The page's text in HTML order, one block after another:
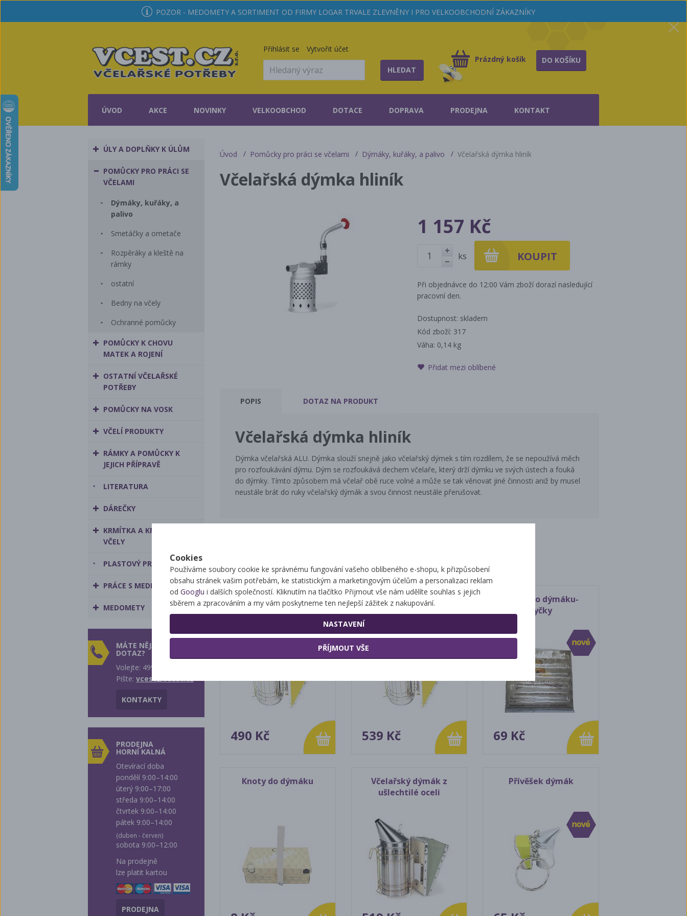
POZOR - MEDOMETY A SORTIMENT OD FIRMY LOGAR TRVALE ZLEVNĚNY I PRO VELKOOBCHODNÍ ZÁKAZNÍKY
Přihlásit se Vytvořit účet
HLEDAT
Prázdný košík DO KOŠÍKU
ÚVOD AKCE NOVINKY VELKOOBCHOD DOTACE DOPRAVA PRODEJNA KONTAKT
ÚLY A DOPLŇKY K ÚLŮM
POMŮCKY PRO PRÁCI SE
VČELAMI
Dýmáky, kuřáky, a
palivo
Smetáčky a ometače
Rozpěráky a kleště na
rámky
ostatní
Bedny na včely
Ochranné pomůcky
POMŮCKY K CHOVU
MATEK A ROJENÍ
OSTATNÍ VČELAŘSKÉ
POTŘEBY
POMŮCKY NA VOSK
VČELÍ PRODUKTY
RÁMKY A POMŮCKY K
JEJICH PŘÍPRAVĚ
LITERATURA
DÁREČKY
KRMÍTKA A KRMIVO PRO
VČELY
PLASTOVÝ PROGRAM
PRÁCE S MEDEM
MEDOMETY
MÁTE NĚJAKÝ
DOTAZ?
Volejte: 499 431 242
Pište: vcest@vcest.cz
KONTAKTY
PRODEJNA
HORNÍ KALNÁ
Otevírací doba
pondělí 9:00–14:00
úterý 9:00–17:00
středa 9:00–14:00
čtvrtek 9:00–14:00
pátek 9:00–14:00
(duben - červen)
sobota 9:00–12:00
Na prodejně
lze platit kartou
PRODEJNA
Úvod Pomůcky pro práci se včelami Dýmáky, kuřáky, a palivo Včelařská dýmka hliník
Včelařská dýmka hliník
1 157 Kč
+
ks
Při objednávce do 12:00 Vám zboží dorazí nasledující
pracovní den.
Dostupnost: skladem
Kód zboží: 317
Váha: 0,14 kg
Přidat mezi oblíbené
POPIS DOTAZ NA PRODUKT
Včelařská dýmka hliník
Dýmka včelařská ALU. Dýmka slouží snejně jako včelařský dýmek s tím rozdílem, že se nepoužívá měch
pro rozfoukávání dýmu. Dým se rozfoukává dechem včelaře, který drží dýmku ve svých ústech a fouká
do dýmky. Tímto způsobem má včelař obě ruce volné a může se tak věnovat jiné činnosti aniž by musel
neustále brát do ruky včelařský dýmák a svou činnost neustále přerušovat.
Dýmák nerezový malý
s kulatou hlavou
490 Kč
Dýmák nerezový velký
s kulatou hlavou
539 Kč
Náplň do dýmáku-
tyčky
69 Kč
Knoty do dýmáku
Včelařský dýmák z
ušlechtilé oceli
Přívěšek dýmák
Cookies
Používáme soubory cookie ke správnému fungování vašeho oblíbeného e-shopu, k přizpůsobení
obsahu stránek vašim potřebám, ke statistickým a marketingovým účelům a personalizaci reklam
od Googlu i dalších společností. Kliknutím na tlačítko Přijmout vše nám udělíte souhlas s jejich
sběrem a zpracováním a my vám poskytneme ten nejlepší zážitek z nakupování.
NASTAVENÍ
PŘÍJMOUT VŠE